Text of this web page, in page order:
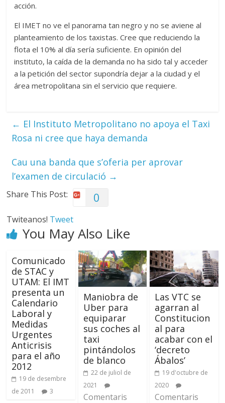
acción.
El IMET no ve el panorama tan negro y no se aviene al
planteamiento de los taxistas. Cree que reduciendo la
flota el 10% al día sería suficiente. En opinión del
instituto, la caída de la demanda no ha sido tal y acceder
a la petición del sector supondría dejar a la ciudad y el
área metropolitana sin el servicio que requiere.
← El Instituto Metropolitano no apoya el Taxi
Rosa ni cree que haya demanda
Cau una banda que s’oferia per aprovar
l’examen de circulació →
Share This Post: 0
Twiteanos! Tweet
You May Also Like
Comunicado
de STAC y
UTAM: El IMT
presenta un
Calendario
Laboral y
Medidas
Urgentes
Anticrisis
para el año
2012
19 de desembre
de 2011
3
Maniobra de
Uber para
equiparar
sus coches al
taxi
pintándolos
de blanco
22 de juliol de
2021
Comentaris
Las VTC se
agarran al
Constitucion
al para
acabar con el
‘decreto
Ábalos’
19 d'octubre de
2020
Comentaris